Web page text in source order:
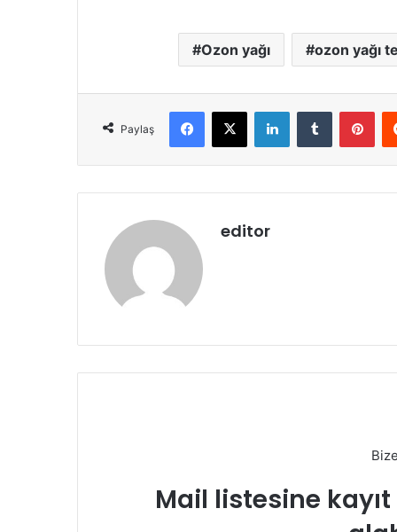
Ozon yağı ozon yağı
Paylaş
Facebook
X LinkedInTumblr
editor
Mail listesine